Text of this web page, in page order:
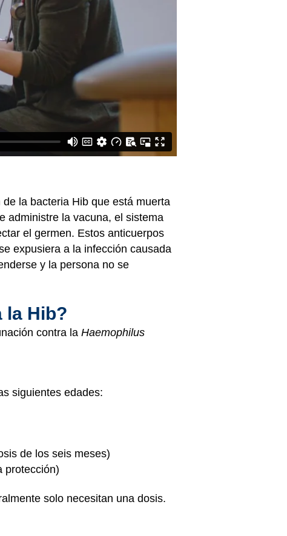
la bacteria Hib que está muerta
administre la vacuna, el sistema
el germen. Estos anticuerpos
expusiera a la infección causada
y la persona no se
la Hib?
contra la Haemophilus
siguientes edades:
de los seis meses)
protección)
solo necesitan una dosis.